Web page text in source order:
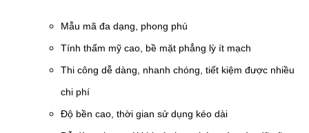
Mẫu mã đa dạng, phong phú
Tính thẩm mỹ cao, bề mặt phẳng lỳ ít mạch
Thi công dễ dàng, nhanh chóng, tiết kiệm được nhiều
chi phí
Độ bền cao, thời gian sử dụng kéo dài